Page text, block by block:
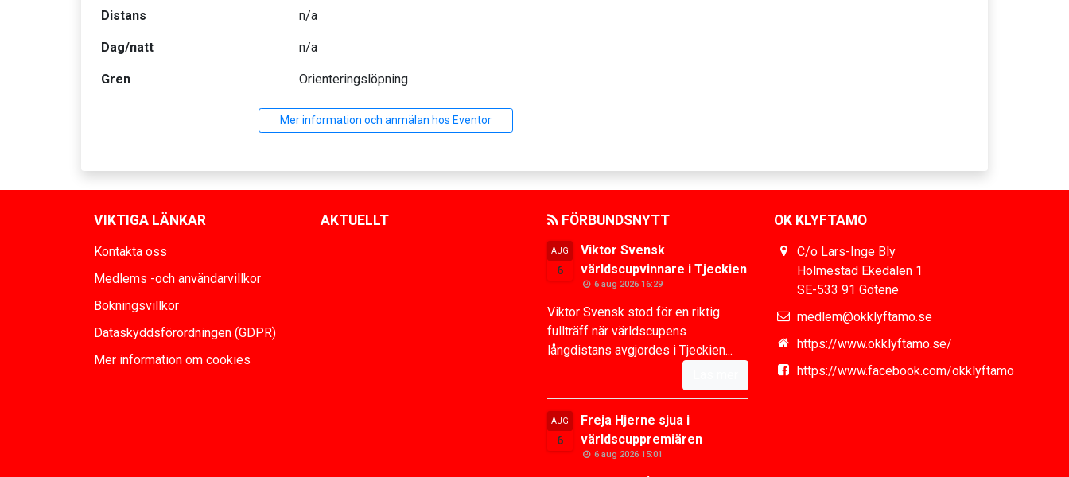
Distans n/a
Dag/natt n/a
Gren Orienteringslöpning
Mer information och anmälan hos Eventor
VIKTIGA LÄNKAR
Kontakta oss
Medlems -och användarvillkor
Bokningsvillkor
Dataskyddsförordningen (GDPR)
Mer information om cookies
AKTUELLT FÖRBUNDSNYTT
AUG
6
Viktor Svensk
världscupvinnare i Tjeckien
6 aug 2026 16:29
Viktor Svensk stod för en riktig
fullträff när världscupens
långdistans avgjordes i Tjeckien...
AUG
6
Freja Hjerne sjua i
världscuppremiären
6 aug 2026 15:01
OK KLYFTAMO
C/o Lars-Inge Bly
Holmestad Ekedalen 1
SE-533 91 Götene
medlem@okklyftamo.se
https://www.okklyftamo.se/
https://www.facebook.com/okklyftamo